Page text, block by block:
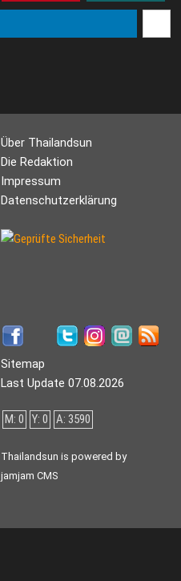
Über Thailandsun
Die Redaktion
Impressum
Datenschutzerklärung
Sitemap
Last Update 07.08.2026
M: 0 Y: 0 A: 3590
Thailandsun is powered by
jamjam CMS